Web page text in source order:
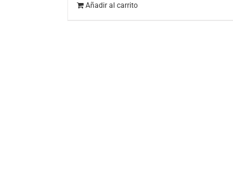
Añadir al carrito